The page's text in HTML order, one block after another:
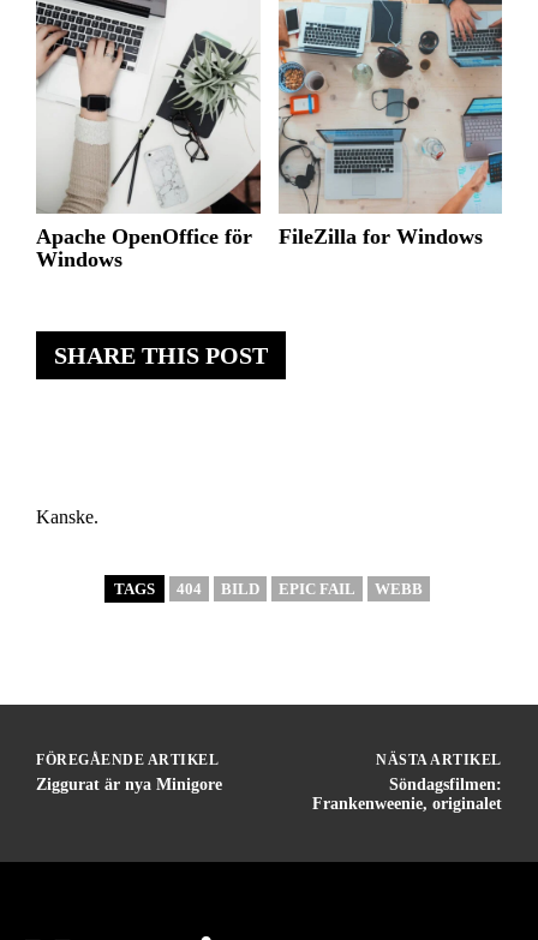
SHARE THIS POST
Kanske.
TAGS 404 BILD EPIC FAIL WEBB
Apache OpenOffice för
Windows
FileZilla for Windows
FÖREGÅENDE ARTIKEL
Ziggurat är nya Minigore
NÄSTA ARTIKEL
Söndagsfilmen:
Frankenweenie, originalet